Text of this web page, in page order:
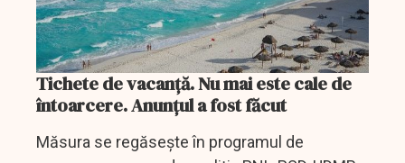
Tichete de vacanță. Nu mai este cale de
întoarcere. Anunțul a fost făcut
Măsura se regăsește în programul de